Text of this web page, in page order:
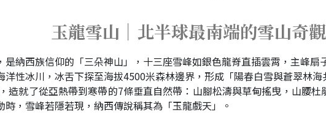
玉龍雪山｜北半球最南端的雪山奇觀
是納西族信仰的「三朵神山」，十三座雪峰如銀色龍脊直插雲霄，主峰
洋性冰川，冰舌下探至海拔4500米森林邊界，形成「陽春白雪與蒼翠林
造就了從亞熱帶到寒帶的7條垂直自然帶：山腳松濤與草甸搖曳，山腰
，雪峰若隱若現，納西傳說稱其為「玉龍戲天」。